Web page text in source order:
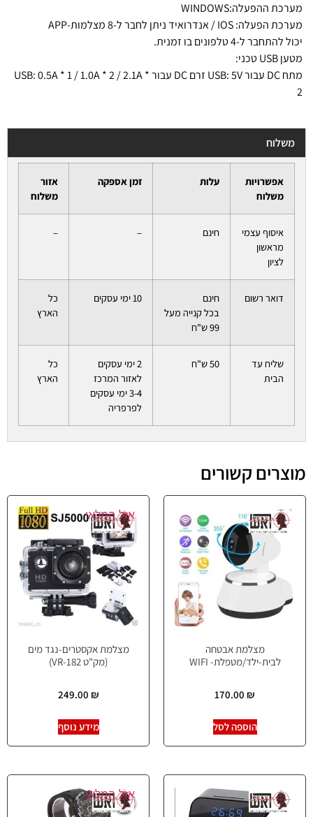
מערכת ההפעלה:WINDOWS
מערכת הפעלה: IOS / אנדרואיד ניתן לחבר ל-8 מצלמות-APP
יכול להתחבר ל-4 טלפונים בו זמנית.
מטען USB טכני:
מתח DC עבור USB: 5V זרם DC עבור USB: 0.5A * 1 / 1.0A * 2 / 2.1A *
2
משלוח
אפשרויות
משלוח
עלות זמן אספקה
אזור
משלוח
איסוף עצמי
מראשון
לציון
חינם –
–
דואר רשום
חינם
בכל קנייה מעל
99 ש"ח
10 ימי עסקים
כל
הארץ
שליח עד
הבית
50 ש"ח
2 ימי עסקים
לאזור המרכז
3-4 ימי עסקים
לפרפריה
כל
הארץ
מוצרים קשורים
מצלמת אבטחה
לבית-ילד/מטפלת- WIFI
170.00 ₪
הוספה לסל
אזל המלאי
מצלמת אקסטרים-נגד מים
(מק"ט VR-182)
249.00 ₪
מידע נוסף
אזל המלאי